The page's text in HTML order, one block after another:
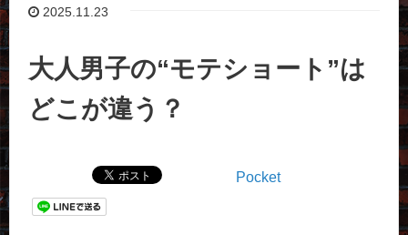
2025.11.23
大人男子の“モテショート”は
どこが違う？
Pocket